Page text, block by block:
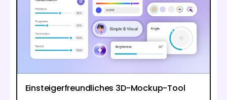
Einsteigerfreundliches 3D-Mockup-Tool